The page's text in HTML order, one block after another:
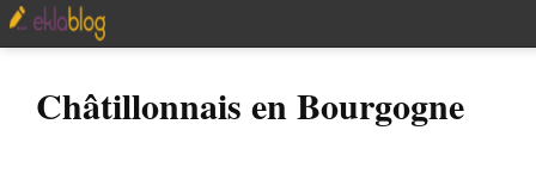
Châtillonnais en Bourgogne